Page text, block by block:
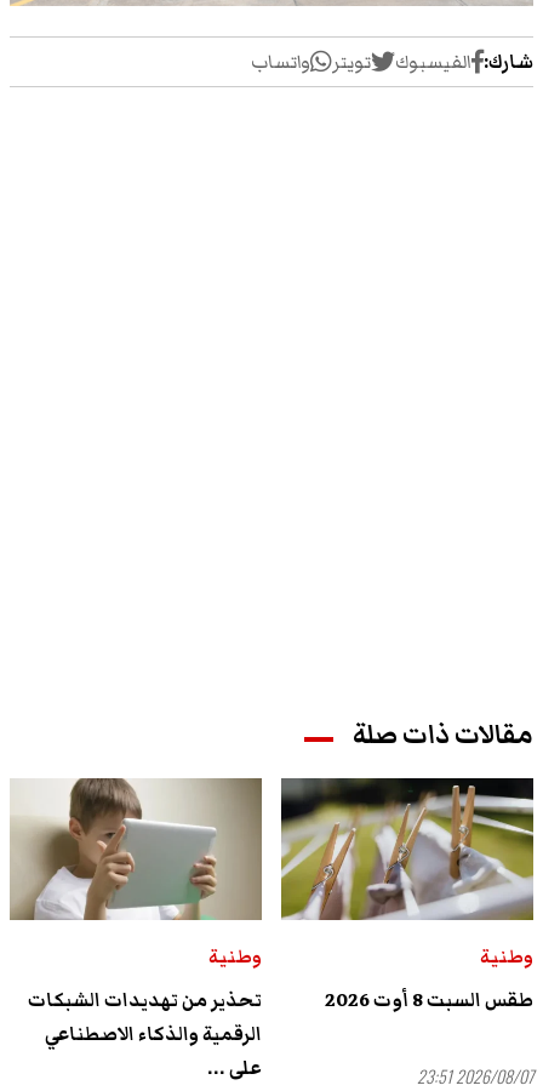
شارك: الفيسبوك تويتر واتساب
مقالات ذات صلة
وطنية
طقس السبت 8 أوت 2026
2026/08/07 23:51
وطنية
تحذير من تهديدات الشبكات
الرقمية والذكاء الاصطناعي
على ...